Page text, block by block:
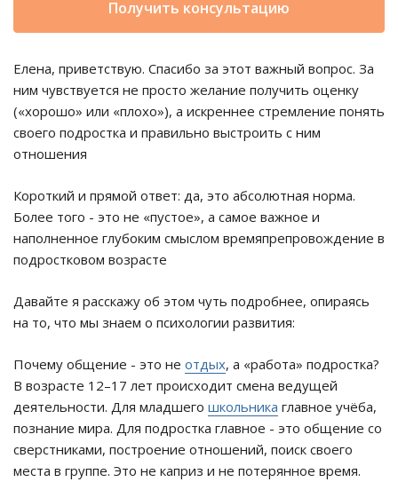
Получить консультацию
Елена, приветствую. Спасибо за этот важный вопрос. За
ним чувствуется не просто желание получить оценку
(«хорошо» или «плохо»), а искреннее стремление понять
своего подростка и правильно выстроить с ним
отношения
Короткий и прямой ответ: да, это абсолютная норма.
Более того - это не «пустое», а самое важное и
наполненное глубоким смыслом времяпрепровождение в
подростковом возрасте
Давайте я расскажу об этом чуть подробнее, опираясь
на то, что мы знаем о психологии развития:
Почему общение - это не отдых, а «работа» подростка?
В возрасте 12–17 лет происходит смена ведущей
деятельности. Для младшего школьника главное учёба,
познание мира. Для подростка главное - это общение со
сверстниками, построение отношений, поиск своего
места в группе. Это не каприз и не потерянное время.